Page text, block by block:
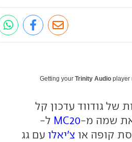
Getting yourTrinity Audio player
של גודווד עדכון קל
את שמה מ-MC20 ל-
צ'יאלו עם גג